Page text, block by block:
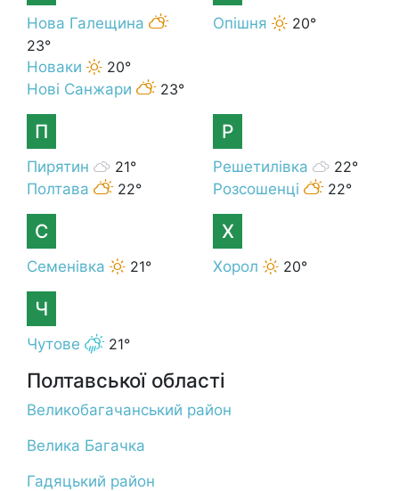
Нова Галещина
23°
Новаки
20°
Нові Санжари
23°
Опішня 20°
П
Пирятин
21°
Полтава
22°
Р
Решетилівка
22°
Розсошенці
22°
С
Семенівка 21°
Х
Хорол 20°
Ч
Чутове 21°
Полтавської області
Великобагачанський район
Велика Багачка
Гадяцький район